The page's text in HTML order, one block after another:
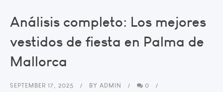
Análisis completo: Los mejores
vestidos de fiesta en Palma de
Mallorca
SEPTEMBER 17, 2025 BY ADMIN 0